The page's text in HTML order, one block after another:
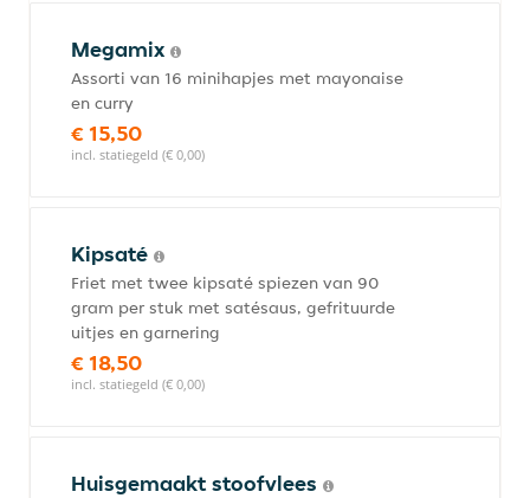
Megamix
Assorti van 16 minihapjes met mayonaise
en curry
€ 15,50
incl. statiegeld (€ 0,00)
Kipsaté
Friet met twee kipsaté spiezen van 90
gram per stuk met satésaus, gefrituurde
uitjes en garnering
€ 18,50
incl. statiegeld (€ 0,00)
Huisgemaakt stoofvlees